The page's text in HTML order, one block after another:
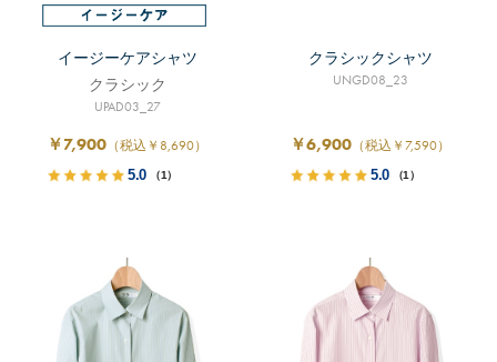
イージーケアシャツ
クラシック
UPAD03_27
￥7,900 （税込￥8,690）
5.0 （1）
クラシックシャツ
UNGD08_23
￥6,900 （税込￥7,590）
5.0 （1）